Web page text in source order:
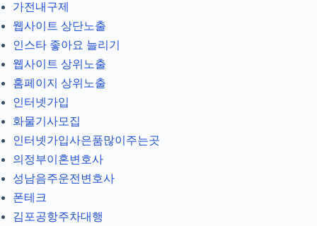
가전내구제
웹사이트 상단노출
인스타 좋아요 늘리기
웹사이트 상위노출
홈페이지 상위노출
인터넷가입
화물기사모집
인터넷가입사은품많이주는곳
의정부이혼변호사
성남음주운전변호사
폰테크
김포공항주차대행